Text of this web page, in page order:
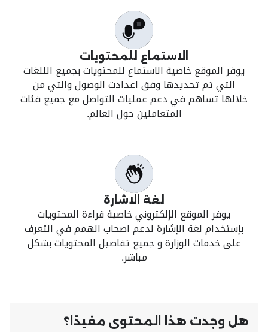
الاستماع للمحتويات
يوفر الموقع خاصية الاستماع للمحتويات بجميع الللغات
التي تم تحديدها وفق اعدادت الوصول والتي من
خلالها تساهم في دعم عمليات التواصل مع جميع فئات
المتعاملين حول العالم.
لغة الاشارة
يوفر الموقع الإلكتروني خاصية قراءة المحتويات
بإستخدام لغة الإشارة لدعم اصحاب الهمم في التعرف
على خدمات الوزارة و جميع تفاصيل المحتويات بشكل
مباشر.
هل وجدت هذا المحتوى مفيدًا؟